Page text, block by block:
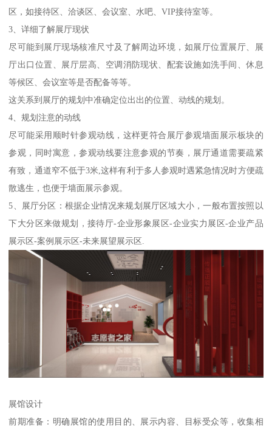
区，如接待区、洽谈区、会议室、水吧、VIP接待室等。
3、详细了解展厅现状
尽可能到展厅现场核准尺寸及了解周边环境，如展厅位置展厅、展
厅出口位置、展厅层高、空调消防现状、配套设施如洗手间、休息
等候区、会议室等是否配备等等。
这关系到展厅的规划中准确定位出出的位置、动线的规划。
4、规划注意的动线
尽可能采用顺时针参观动线，这样更符合展厅参观墙面展示板块的
参观，同时寓意，参观动线要注意参观的节奏，展厅通道需要疏紧
有致，通道窄不低于3米,这样有利于多人参观时遇紧急情况时方便疏
散逃生，也便于墙面展示参观。
5、展厅分区：根据企业情况来规划展厅区域大小，一般布置按照以
下大分区来做规划，接待厅-企业形象展区-企业实力展区-企业产品
展示区-案例展示区-未来展望展示区.
展馆设计
前期准备：明确展馆的使用目的、展示内容、目标受众等，收集相